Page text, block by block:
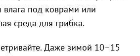
влага под коврами или
среда для грибка.
Даже зимой 10–15